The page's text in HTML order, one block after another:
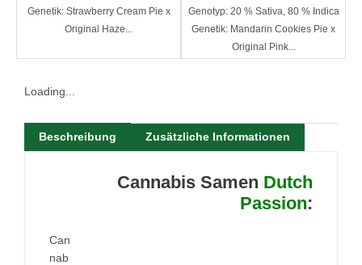
Genetik: Strawberry Cream Pie x
Original Haze...
Genotyp: 20 % Sativa, 80 % Indica
Genetik: Mandarin Cookies Pie x
Original Pink...
Loading...
Beschreibung Zusätzliche Informationen
Cannabis Samen Dutch
Passion:
Can
nab